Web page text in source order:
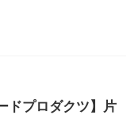
ドプロダクツ】片